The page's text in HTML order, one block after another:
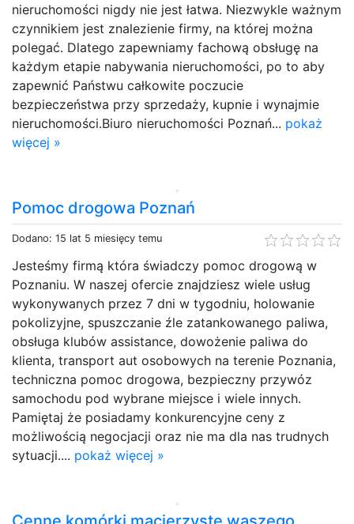
nieruchomości nigdy nie jest łatwa. Niezwykle ważnym
czynnikiem jest znalezienie firmy, na której można
polegać. Dlatego zapewniamy fachową obsługę na
każdym etapie nabywania nieruchomości, po to aby
zapewnić Państwu całkowite poczucie
bezpieczeństwa przy sprzedaży, kupnie i wynajmie
nieruchomości.Biuro nieruchomości Poznań... pokaż
więcej »
Pomoc drogowa Poznań
Dodano: 15 lat 5 miesięcy temu
Jesteśmy firmą która świadczy pomoc drogową w
Poznaniu. W naszej ofercie znajdziesz wiele usług
wykonywanych przez 7 dni w tygodniu, holowanie
pokolizyjne, spuszczanie źle zatankowanego paliwa,
obsługa klubów assistance, dowożenie paliwa do
klienta, transport aut osobowych na terenie Poznania,
techniczna pomoc drogowa, bezpieczny przywóz
samochodu pod wybrane miejsce i wiele innych.
Pamiętaj że posiadamy konkurencyjne ceny z
możliwością negocjacji oraz nie ma dla nas trudnych
sytuacji.... pokaż więcej »